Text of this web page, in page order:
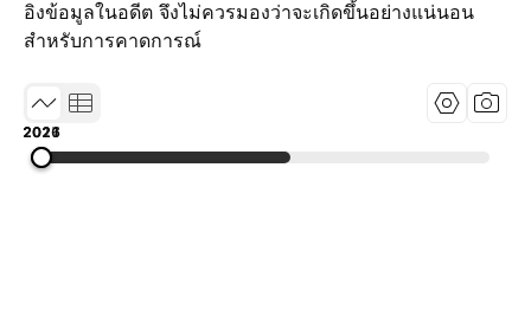
อิงข้อมูลในอดีต จึงไม่ควรมองว่าจะเกิดขึ้นอย่างแน่นอน
สำหรับการคาดการณ์
2017
2021
2026